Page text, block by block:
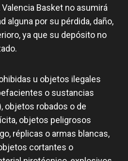
Basket no asumirá
alguna por su pérdida, daño,
ya que su depósito no
u objetos ilegales
o sustancias
objetos robados o de
objetos peligrosos
réplicas o armas blancas,
cortantes o